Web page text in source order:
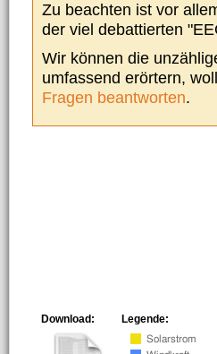
Zu beachten ist vor
der viel debattierten
Wir können die
umfassend erörtern,
Fragen beantworten.
Legende:
Download: